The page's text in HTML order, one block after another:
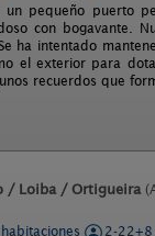
un pequeño puerto
con bogavante.
ha intentado
el exterior para
recuerdos que
/ Loiba / Ortigueira
2-22+8